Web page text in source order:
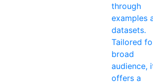
through
examples
datasets.
Tailored
broad
audience,
offers a